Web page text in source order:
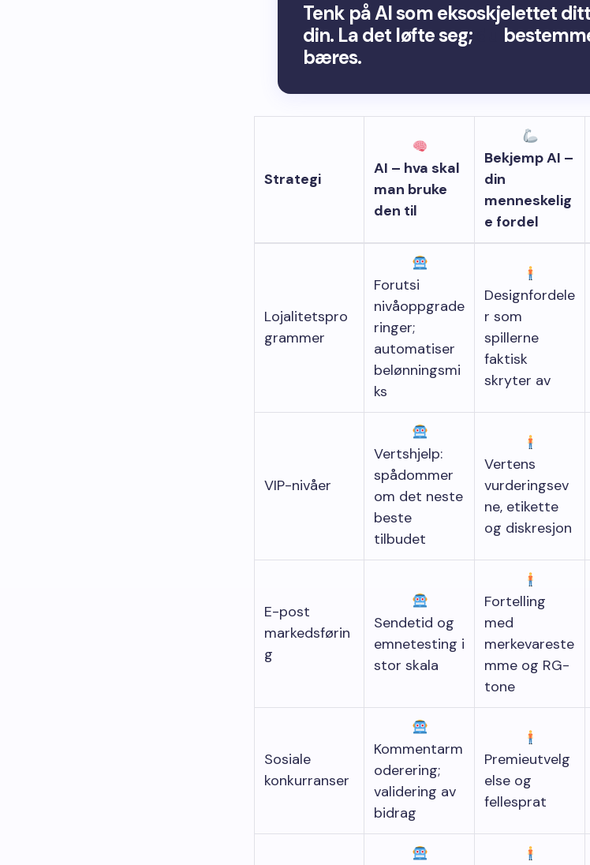
Tenk på AI som eksoskjelettet ditt
din. La det løfte seg;
bæres.
Strategi
AI – hva skal
man bruke
den til
Bekjemp AI –
din
menneskelig
e fordel
Lojalitetspro
grammer
Forutsi
nivåoppgrade
ringer;
automatiser
belønningsmi
ks
Designfordele
r som
spillerne
faktisk
skryter av
VIP-nivåer
Vertshjelp:
spådommer
om det neste
beste
tilbudet
Vertens
vurderingsev
ne, etikette
og diskresjon
E-post
markedsførin
g
Sendetid og
emnetesting i
stor skala
Fortelling
med
merkevareste
mme og RG-
tone
Sosiale
konkurranser
Kommentarm
oderering;
validering av
bidrag
Premieutvelg
else og
fellesprat